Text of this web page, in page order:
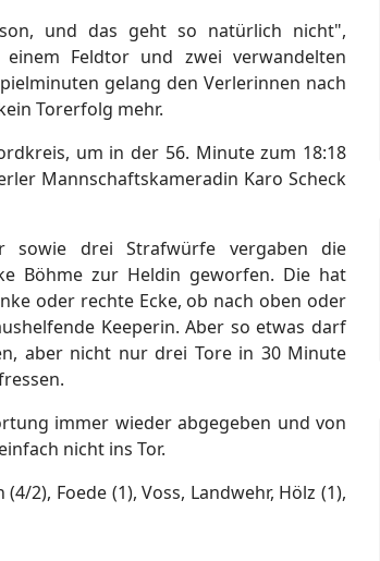
und das geht so natürlich nicht",
Feldtor und zwei verwandelten
gelang den Verlerinnen nach
Torerfolg mehr.
um in der 56. Minute zum 18:18
Mannschaftskameradin Karo Scheck
sowie drei Strafwürfe vergaben die
Böhme zur Heldin geworfen. Die hat
oder rechte Ecke, ob nach oben oder
Keeperin. Aber so etwas darf
aber nicht nur drei Tore in 30 Minute
immer wieder abgegeben und von
nicht ins Tor.
2), Foede (1), Voss, Landwehr, Hölz (1),